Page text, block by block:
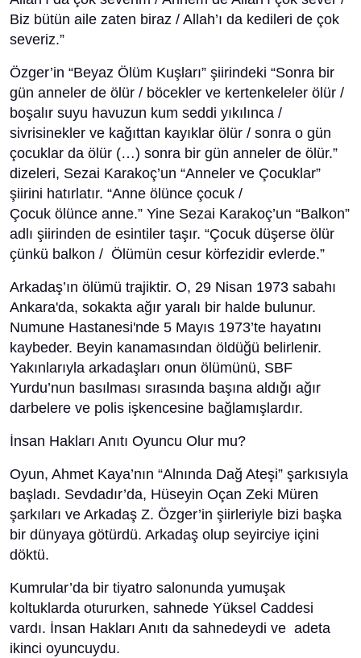
Biz bütün aile zaten biraz / Allah’ı da kedileri de çok
severiz.”
Özger’in “Beyaz Ölüm Kuşları” şiirindeki “Sonra bir
gün anneler de ölür / böcekler ve kertenkeleler ölür /
boşalır suyu havuzun kum seddi yıkılınca /
sivrisinekler ve kağıttan kayıklar ölür / sonra o gün
çocuklar da ölür (…) sonra bir gün anneler de ölür.”
dizeleri, Sezai Karakoç’un “Anneler ve Çocuklar”
şiirini hatırlatır. “Anne ölünce çocuk /
Çocuk ölünce anne.” Yine Sezai Karakoç’un “Balkon”
adlı şiirinden de esintiler taşır. “Çocuk düşerse ölür
çünkü balkon / Ölümün cesur körfezidir evlerde.”
Arkadaş’ın ölümü trajiktir. O, 29 Nisan 1973 sabahı
Ankara'da, sokakta ağır yaralı bir halde bulunur.
Numune Hastanesi'nde 5 Mayıs 1973’te hayatını
kaybeder. Beyin kanamasından öldüğü belirlenir.
Yakınlarıyla arkadaşları onun ölümünü, SBF
Yurdu’nun basılması sırasında başına aldığı ağır
darbelere ve polis işkencesine bağlamışlardır.
İnsan Hakları Anıtı Oyuncu Olur mu?
Oyun, Ahmet Kaya’nın “Alnında Dağ Ateşi” şarkısıyla
başladı. Sevdadır’da, Hüseyin Oçan Zeki Müren
şarkıları ve Arkadaş Z. Özger’in şiirleriyle bizi başka
bir dünyaya götürdü. Arkadaş olup seyirciye içini
döktü.
Kumrular’da bir tiyatro salonunda yumuşak
koltuklarda otururken, sahnede Yüksel Caddesi
vardı. İnsan Hakları Anıtı da sahnedeydi ve adeta
ikinci oyuncuydu.